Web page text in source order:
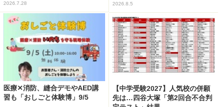
2026.7.28 2026.8.5
医療✕消防、縫合デモやAED講
習も「おしごと体験博」9/5
【中学受験2027】人気校の併願
先は…四谷大塚「第2回合不合判